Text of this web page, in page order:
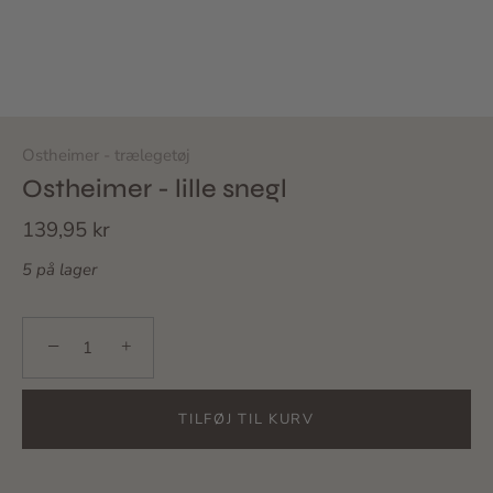
Ostheimer - trælegetøj
Ostheimer - lille snegl
139,95 kr
5 på lager
− +
TILFØJ TIL KURV